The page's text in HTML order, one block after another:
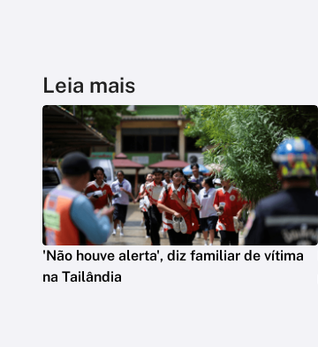
Leia mais
'Não houve alerta', diz familiar de vítima
na Tailândia